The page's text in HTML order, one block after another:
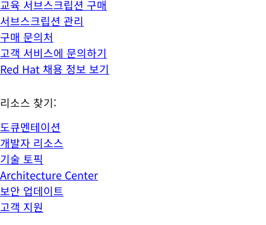
교육 서브스크립션 구매
서브스크립션 관리
구매 문의처
고객 서비스에 문의하기
Red Hat 채용 정보 보기
리소스 찾기:
도큐멘테이션
개발자 리소스
기술 토픽
Architecture Center
보안 업데이트
고객 지원